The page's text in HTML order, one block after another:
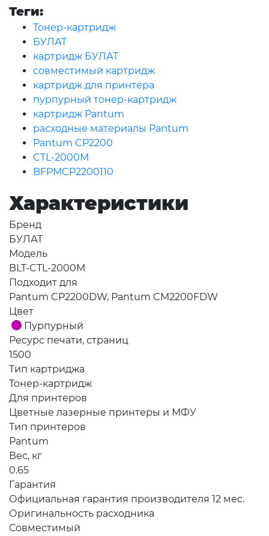
Теги:
Тонер-картридж
БУЛАТ
картридж БУЛАТ
совместимый картридж
картридж для принтера
пурпурный тонер-картридж
картридж Pantum
расходные материалы Pantum
Pantum CP2200
CTL-2000M
BFPMCP2200110
Характеристики
Бренд
БУЛАТ
Модель
BLT-CTL-2000M
Подходит для
Pantum CP2200DW, Pantum CM2200FDW
Цвет
Пурпурный
Ресурс печати, страниц
1500
Тип картриджа
Тонер-картридж
Для принтеров
Цветные лазерные принтеры и МФУ
Тип принтеров
Pantum
Вес, кг
0.65
Гарантия
Официальная гарантия производителя 12 мес.
Оригинальность расходника
Совместимый